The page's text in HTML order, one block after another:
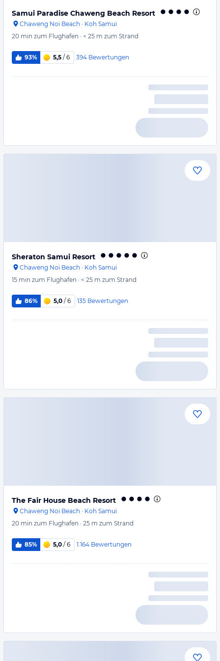
Samui Paradise Chaweng Beach Resort
Chaweng Noi Beach · Koh Samui
20 min zum Flughafen · < 25 m zum Strand
93% 5,5 / 6 394 Bewertungen
Sheraton Samui Resort
Chaweng Noi Beach · Koh Samui
15 min zum Flughafen · < 25 m zum Strand
86% 5,0 / 6 135 Bewertungen
The Fair House Beach Resort
Chaweng Noi Beach · Koh Samui
20 min zum Flughafen · 25 m zum Strand
85% 5,0 / 6 1.164 Bewertungen